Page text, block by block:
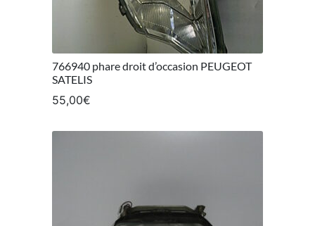
766940 phare droit d’occasion PEUGEOT
SATELIS
55,00€